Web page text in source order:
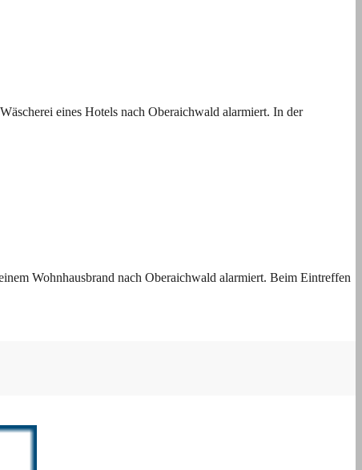
eines Hotels nach Oberaichwald alarmiert. In der
Wohnhausbrand nach Oberaichwald alarmiert. Beim Eintreffen